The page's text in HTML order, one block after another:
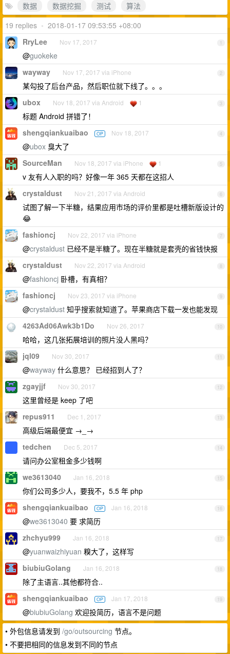
数据
数据挖掘 测试
算法
19 replies • 2018-01-17 09:53:55 +08:00
1
RryLee Nov 17, 2017
@guokeke
2
wayway Nov 17, 2017 via iPhone
某勾投了后台产品，然后职位就下线了。。。
3
ubox Nov 18, 2017 via Android 1
标题 Android 拼错了！
4
shengqiankuaibao OP Nov 18, 2017
@ubox 臭大了
5
SourceMan Nov 18, 2017 via iPhone 1
v 友有人入职的吗？好像一年 365 天都在这招人
6
crystaldust Nov 21, 2017 via Android
试图了解一下半糖，结果应用市场的评价里都是吐槽新版设计的
😂
7
fashioncj Nov 22, 2017 via iPhone
@crystaldust 已经不是半糖了。现在半糖就是套壳的省钱快报
8
crystaldust Nov 22, 2017 via Android
@fashioncj 卧槽，有真相？
9
fashioncj Nov 23, 2017 via iPhone
@crystaldust 知乎搜索就知道了。苹果商店下载一发也能发现
10
4263Ad06Awk3b1Do Nov 26, 2017
哈哈，这几张拓展培训的照片没人黑吗？
11
jql09 Nov 30, 2017
@wayway 什么意思？ 已经招到人了？
12
zgayjjf Nov 30, 2017
这里曾经是 keep 了吧
13
repus911 Dec 1, 2017
高级后端最便宜 →_→
14
tedchen Dec 5, 2017
请问办公室租金多少钱啊
15
we3613040 Jan 16, 2018
你们公司多少人，要我不，5.5 年 php
16
shengqiankuaibao OP Jan 16, 2018
@we3613040 要 求简历
17
zhchyu999 Jan 16, 2018
@yuanwaizhiyuan 糗大了，这样写
18
biubiuGolang Jan 16, 2018
除了主语言..其他都符合..
19
shengqiankuaibao OP Jan 17, 2018
@biubiuGolang 欢迎投简历，语言不是问题
• 外包信息请发到 /go/outsourcing 节点。
• 不要把相同的信息发到不同的节点